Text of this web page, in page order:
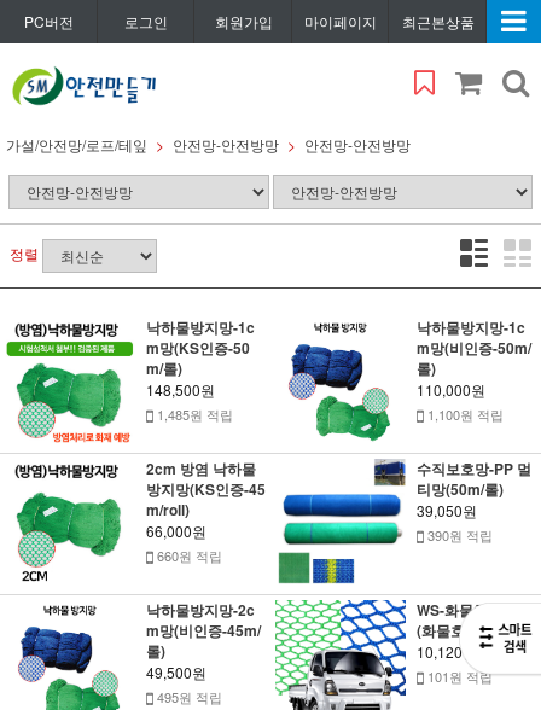
PC버전 로그인 회원가입 마이페이지 최근본상품
가설/안전망/로프/테잎 안전망-안전방망 안전망-안전방망
정렬
낙하물방지망-1c
m망(KS인증-50
m/롤)
148,500원
1,485원 적립
낙하물방지망-1c
m망(비인증-50m/
롤)
110,000원
1,100원 적립
2cm 방염 낙하물
방지망(KS인증-45
m/roll)
66,000원
660원 적립
수직보호망-PP 멀
티망(50m/롤)
39,050원
390원 적립
낙하물방지망-2c
m망(비인증-45m/
롤)
49,500원
495원 적립
WS-화물차안전망
(화물호루)
10,120원
101원 적립